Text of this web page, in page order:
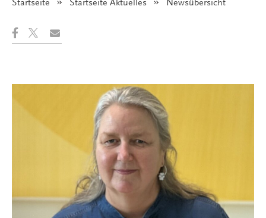
Startseite Startseite Aktuelles Angezeigt:
Newsübersicht